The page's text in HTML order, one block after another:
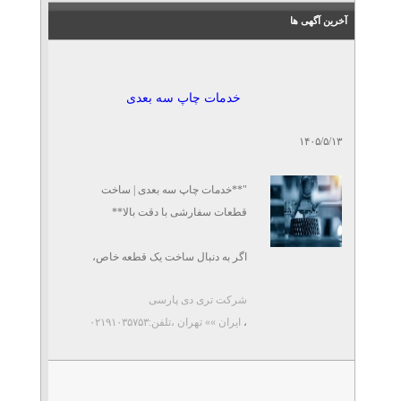
تلفن: ۴۴۰۳۲۰۵۷
سختی سنج لاستیک| shore A|
تلفن: ۰۲۱۴۴۶۷۳۹۸۳
سختی سنج آلومینیوم| سختی
سنج ورق آلومینیوم
تلفن: ۰۲۱۴۴۶۷۳۹۸۳
سختی سنج بارکول| سختی
آخرین آگهی ها
۱۴۰۵/۵/۱۳
خدمات چاپ سه بعدی
"**خدمات چاپ سه بعدی | ساخت
قطعات سفارشی با دقت بالا**
اگر به دنبال ساخت یک قطعه خاص،
هستید، خدمات چاپ سه ...
شرکت تری دی پارسی
، ایران »» تهران ،تلفن:۰۲۱۹۱۰۳۵۷۵۳